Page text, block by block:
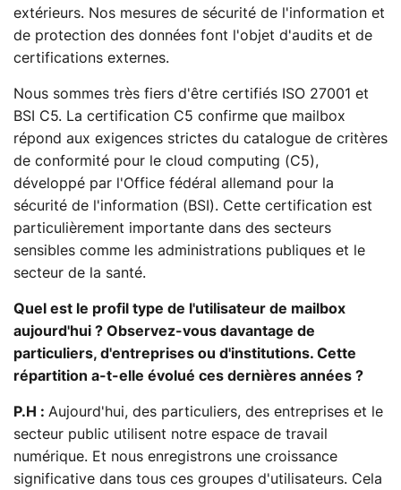
extérieurs. Nos mesures de sécurité de l'information et
de protection des données font l'objet d'audits et de
certifications externes.
Nous sommes très fiers d'être certifiés ISO 27001 et
BSI C5. La certification C5 confirme que mailbox
répond aux exigences strictes du catalogue de critères
de conformité pour le cloud computing (C5),
développé par l'Office fédéral allemand pour la
sécurité de l'information (BSI). Cette certification est
particulièrement importante dans des secteurs
sensibles comme les administrations publiques et le
secteur de la santé.
Quel est le profil type de l'utilisateur de mailbox
aujourd'hui ? Observez-vous davantage de
particuliers, d'entreprises ou d'institutions. Cette
répartition a-t-elle évolué ces dernières années ?
P.H : Aujourd'hui, des particuliers, des entreprises et le
secteur public utilisent notre espace de travail
numérique. Et nous enregistrons une croissance
significative dans tous ces groupes d'utilisateurs. Cela